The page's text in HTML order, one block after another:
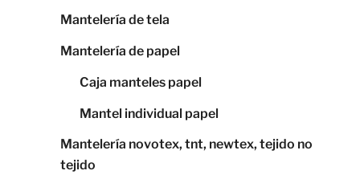
Mantelería de tela
Mantelería de papel
Caja manteles papel
Mantel individual papel
Mantelería novotex, tnt, newtex, tejido no
tejido